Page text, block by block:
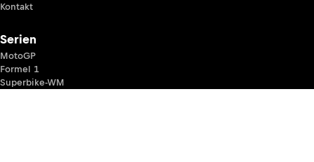
Kontakt
Serien
MotoGP
Formel 1
Superbike-WM